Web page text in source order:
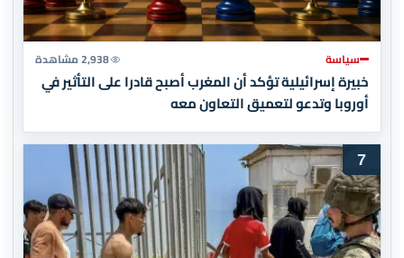
سياسة 2,938 مشاهدة
خبيرة إسرائيلية تؤكد أن المغرب أصبح قادرا على التأثير في
أوروبا وتدعو لتعميق التعاون معه
7